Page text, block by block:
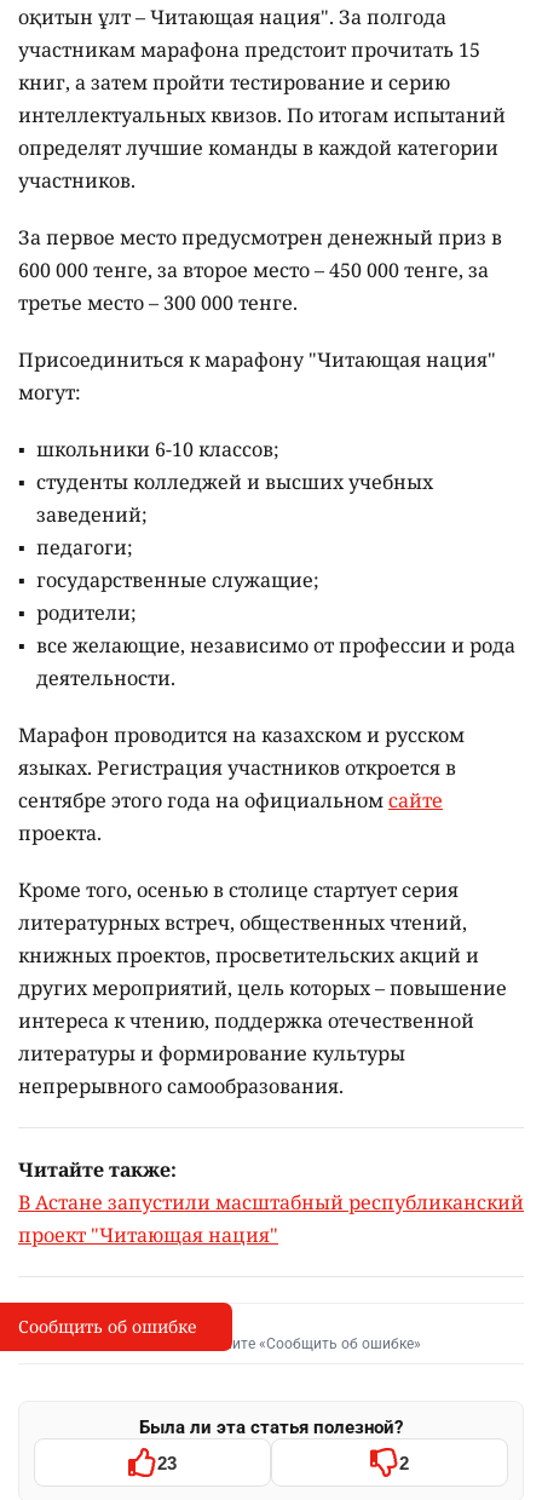
оқитын ұлт – Читающая нация". За полгода
участникам марафона предстоит прочитать 15
книг, а затем пройти тестирование и серию
интеллектуальных квизов. По итогам испытаний
определят лучшие команды в каждой категории
участников.
За первое место предусмотрен денежный приз в
600 000 тенге, за второе место – 450 000 тенге, за
третье место – 300 000 тенге.
Присоединиться к марафону "Читающая нация"
могут:
школьники 6-10 классов;
студенты колледжей и высших учебных
заведений;
педагоги;
государственные служащие;
родители;
все желающие, независимо от профессии и рода
деятельности.
Марафон проводится на казахском и русском
языках. Регистрация участников откроется в
сентябре этого года на официальномсайте
проекта.
Кроме того, осенью в столице стартует серия
литературных встреч, общественных чтений,
книжных проектов, просветительских акций и
других мероприятий, цель которых –повышение
интереса к чтению, поддержка отечественной
литературы и формирование культуры
непрерывного самообразования.
Читайте также:
В Астане запустили масштабный республиканский
проект "Читающая нация"
I
Сообщить об опечатке
Выделите фрагмент и нажмите «Сообщить об ошибке»
Была ли эта статья полезной?
23 2
Сообщить об ошибке